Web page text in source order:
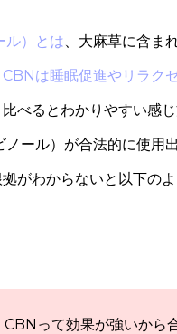
ル）とは 、大麻草に含
CBNは睡眠促進やリラク
べるとわかりやすい感
ール）が合法的に使用
がわからないと以下の
CBNって効果が強いから